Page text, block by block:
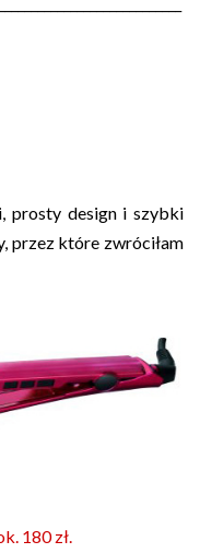
prosty design i szybki
przez które zwróciłam
180 zł.